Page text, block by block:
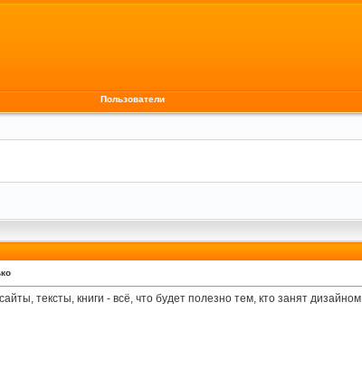
Пользователи
тексты, книги - всё, что будет полезно тем, кто занят дизайном